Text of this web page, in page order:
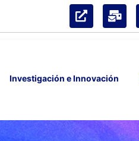
Investigación e Innovación